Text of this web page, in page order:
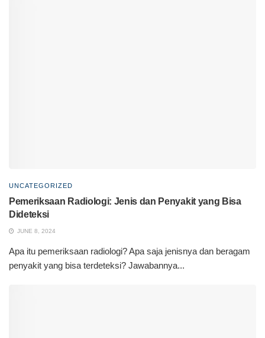
UNCATEGORIZED
Pemeriksaan Radiologi: Jenis dan Penyakit yang Bisa
Dideteksi
JUNE 8, 2024
Apa itu pemeriksaan radiologi? Apa saja jenisnya dan beragam
penyakit yang bisa terdeteksi? Jawabannya...